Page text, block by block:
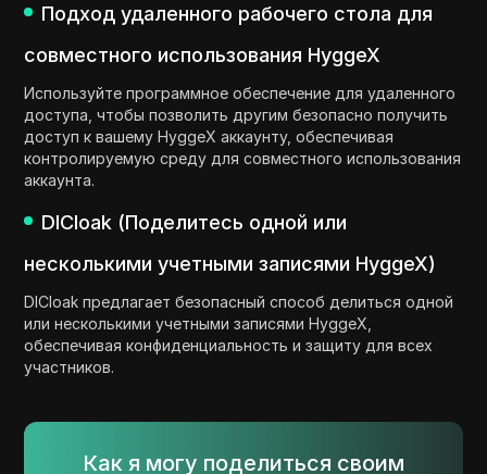
Подход удаленного рабочего стола для
совместного использования HyggeX
Используйте программное обеспечение для удаленного
доступа, чтобы позволить другим безопасно получить
доступ к вашему HyggeX аккаунту, обеспечивая
контролируемую среду для совместного использования
аккаунта.
DICloak (Поделитесь одной или
несколькими учетными записями HyggeX)
DICloak предлагает безопасный способ делиться одной
или несколькими учетными записями HyggeX,
обеспечивая конфиденциальность и защиту для всех
участников.
Как я могу поделиться своим